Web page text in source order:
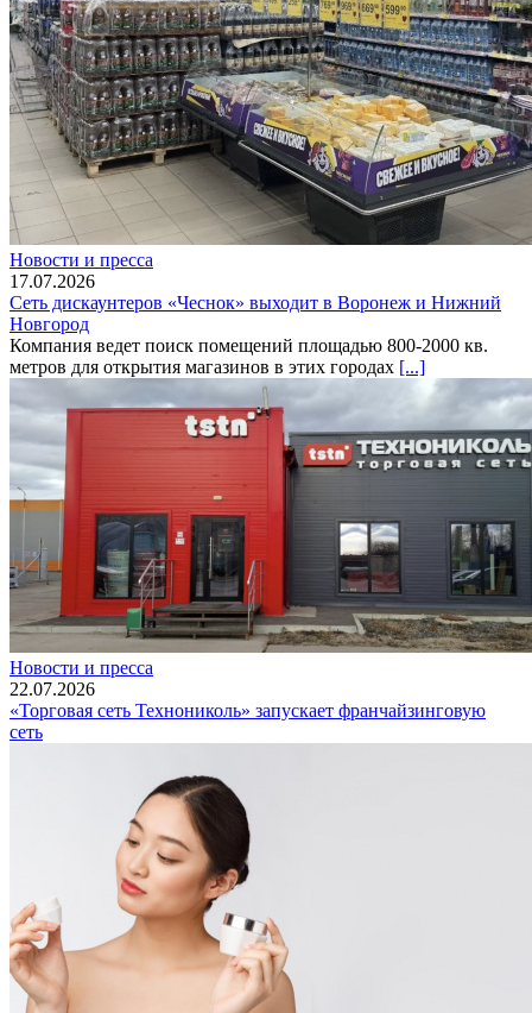
Новости и пресса
17.07.2026
Сеть дискаунтеров «Чеснок» выходит в Воронеж и Нижний
Новгород
Компания ведет поиск помещений площадью 800-2000 кв.
метров для открытия магазинов в этих городах [...]
Новости и пресса
22.07.2026
«Торговая сеть Технониколь» запускает франчайзинговую
сеть